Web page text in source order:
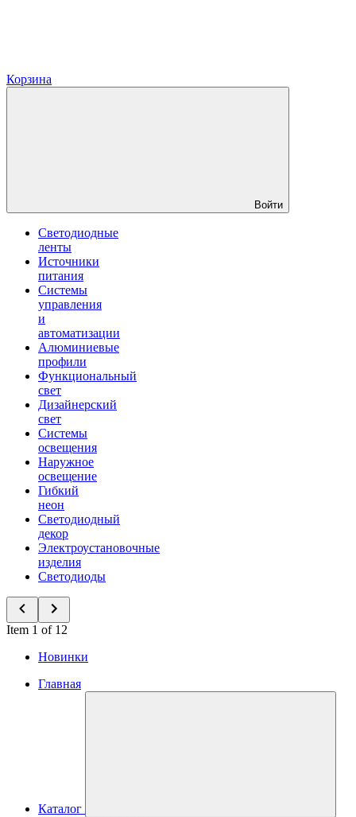
Корзина
Войти
Светодиодные
ленты
Источники
питания
Системы
управления
и
автоматизации
Алюминиевые
профили
Функциональный
свет
Дизайнерский
свет
Системы
освещения
Наружное
освещение
Гибкий
неон
Светодиодный
декор
Электроустановочные
изделия
Светодиоды
Item 1 of 12
Новинки
Главная
Каталог